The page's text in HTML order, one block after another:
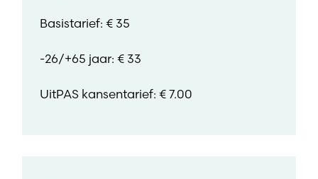
Basistarief: € 35
-26/+65 jaar: € 33
UitPAS kansentarief: € 7.00